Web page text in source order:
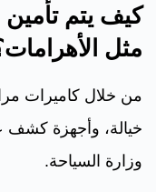
كيف يتم تأمين
مثل
من خلال كاميرات
خيالة، وأجهزة كشف
وزارة السياحة.